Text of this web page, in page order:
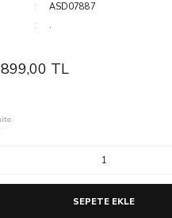
ASD07887
.
899,00 TL
SEPETE EKLE